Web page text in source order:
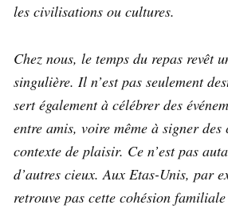
les civilisations ou cultures.
Chez nous, le temps du repas revêt
singulière. Il n’est pas seulement
sert également à célébrer des
entre amis, voire même à signer
contexte de plaisir. Ce n’est pas
d’autres cieux. Aux Etas-Unis, par
retrouve pas cette cohésion